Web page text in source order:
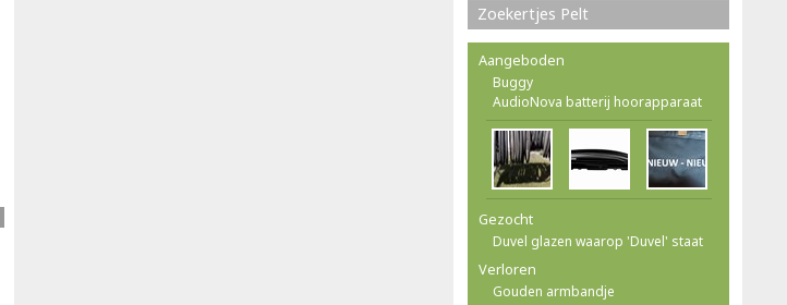
Zoekertjes Pelt
Aangeboden
Buggy
AudioNova batterij hoorapparaat
Gezocht
Duvel glazen waarop 'Duvel' staat
Verloren
Gouden armbandje